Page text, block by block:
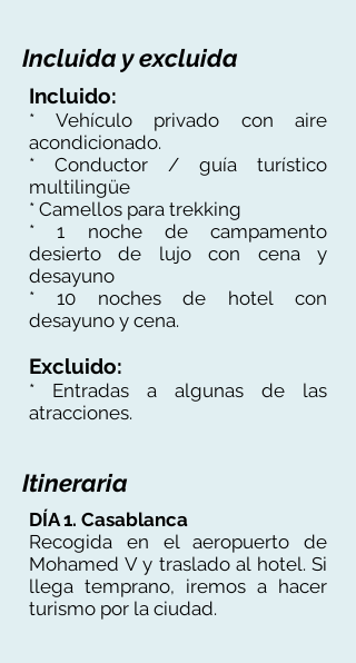
Incluida y excluida
Incluido:
* Vehículo privado con aire
acondicionado.
* Conductor / guía turístico
multilingüe
* Camellos para trekking
* 1 noche de campamento
desierto de lujo con cena y
desayuno
* 10 noches de hotel con
desayuno y cena.
Excluido:
* Entradas a algunas de las
atracciones.
Itineraria
DÍA 1. Casablanca
Recogida en el aeropuerto de
Mohamed V y traslado al hotel. Si
llega temprano, iremos a hacer
turismo por la ciudad.